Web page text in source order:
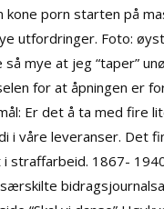
porn starten på
utfordringer. Foto:
mye at jeg “taper”
for at åpningen er
Er det å ta med fire
våre leveranser. Det
straffarbeid. 1867-